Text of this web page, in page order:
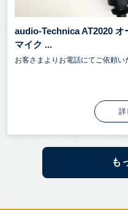
audio-Technica AT2020
マイク ...
お客さまよりお電話にてご依頼
詳
も